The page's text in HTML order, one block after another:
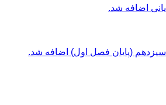
اضافه شد.
(پایان فصل اول) اضافه شد.